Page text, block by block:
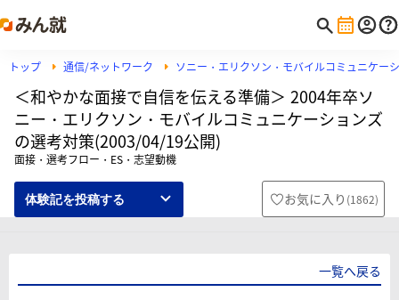
トップ 通信/ネットワーク ソニー・エリクソン・モバイルコミュニケー
＜和やかな面接で自信を伝える準備＞ 2004年卒ソ
ニー・エリクソン・モバイルコミュニケーションズ
の選考対策(2003/04/19公開)
面接・選考フロー・ES・志望動機
体験記を投稿する お気に入り (1862)
一覧へ戻る